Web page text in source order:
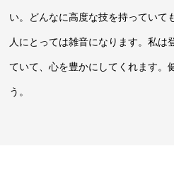
い。どんなに高度な技を持っていて
人にとっては雑音になります。私は
ていて、心を豊かにしてくれます。
う。